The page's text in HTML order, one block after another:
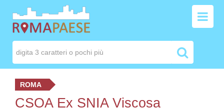
ROMA
CSOA Ex SNIA Viscosa